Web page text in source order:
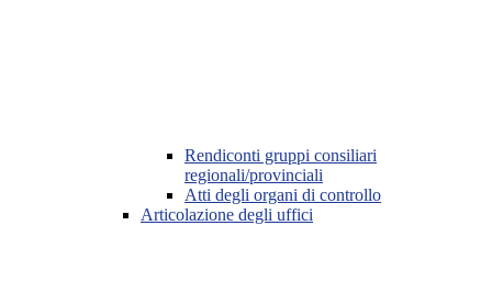
Rendiconti gruppi consiliari
regionali/provinciali
Atti degli organi di controllo
Articolazione degli uffici